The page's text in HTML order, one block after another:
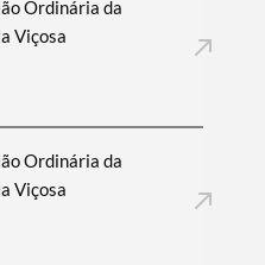
Ordinária da
Viçosa
Ordinária da
Viçosa